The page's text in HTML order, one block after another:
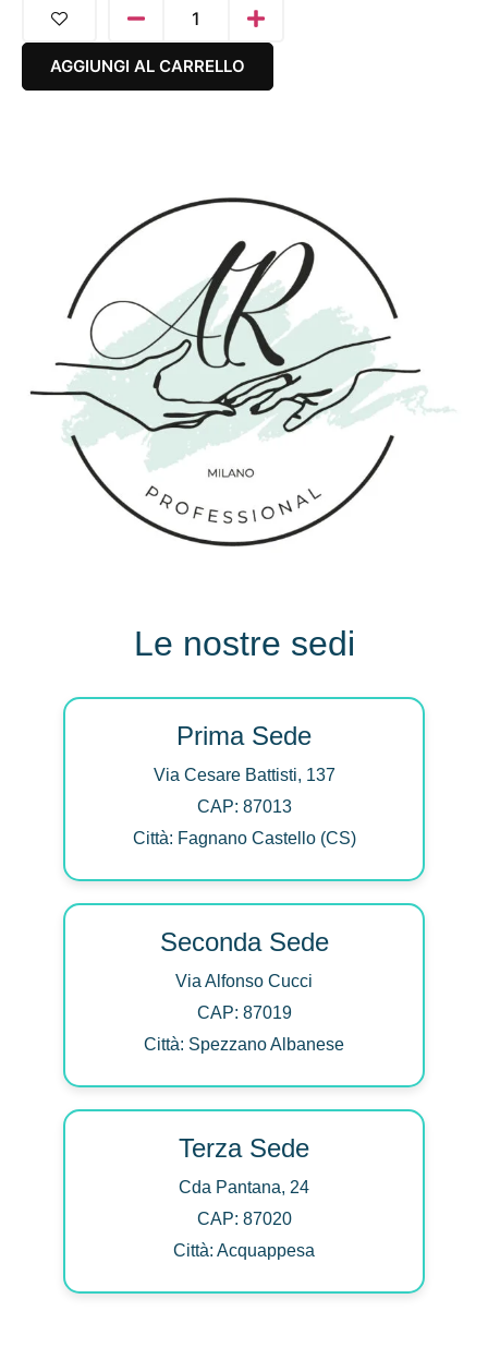
AGGIUNGI AL CARRELLO
Le nostre sedi
Prima Sede
Via Cesare Battisti, 137
CAP: 87013
Città: Fagnano Castello (CS)
Seconda Sede
Via Alfonso Cucci
CAP: 87019
Città: Spezzano Albanese
Terza Sede
Cda Pantana, 24
CAP: 87020
Città: Acquappesa